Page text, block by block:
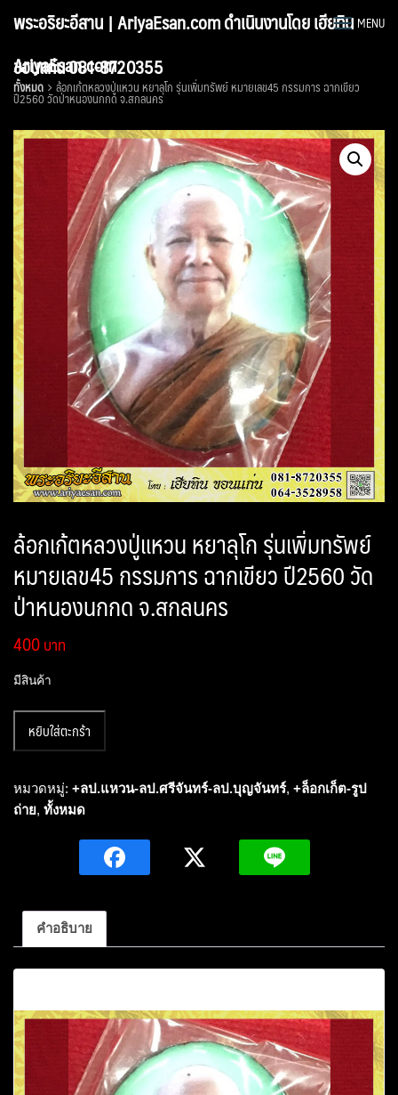
พระอริยะอีสาน | AriyaEsan.com ดำเนินงานโดย เฮียทิน
ขอนแก่น 081-8720355
MENU
AriyaEsan.com
ทั้งหมด ล้อกเก้ตหลวงปู่แหวน หยาลุโก รุ่นเพิ่มทรัพย์ หมายเลข45 กรรมการ ฉากเขียว
ปี2560 วัดป่าหนองนกกด จ.สกลนคร
ล้อกเก้ตหลวงปู่แหวน หยาลุโก รุ่นเพิ่มทรัพย์
หมายเลข45 กรรมการ ฉากเขียว ปี2560 วัด
ป่าหนองนกกด จ.สกลนคร
400
มีสินค้า
เก้ต
หลวง
ลุโก
หมายเลข45
ฉาก
เขียว
ปี2560
วัด
หยิบใส่ตะกร้า
หมวดหมู่: +ลป.แหวน-ลป.ศรีจันทร์-ลป.บุญจันทร์, +ล็อกเก็ต-รูป
ถ่าย, ทั้งหมด
คำอธิบาย